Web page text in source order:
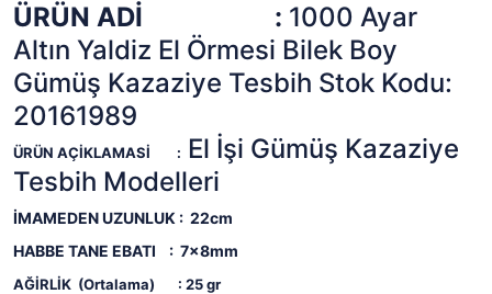
ÜRÜN ADİ : 1000 Ayar
Altın Yaldiz El Örmesi Bilek Boy
Gümüş Kazaziye Tesbih Stok Kodu:
20161989
ÜRÜN AÇİKLAMASİ : El İşi Gümüş Kazaziye
Tesbih Modelleri
İMAMEDEN UZUNLUK : 22cm
HABBE TANE EBATI : 7x8mm
AĞİRLİK (Ortalama) : 25gr